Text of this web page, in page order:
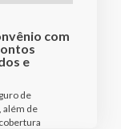
com
e
de
além de